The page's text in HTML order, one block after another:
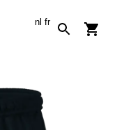
nl fr